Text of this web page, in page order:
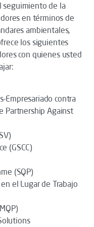
seguimiento de la
en términos de
ambientales,
los siguientes
con quienes usted
Empresariado contra
Partnership Against
(GSCC)
(SQP)
el Lugar de Trabajo